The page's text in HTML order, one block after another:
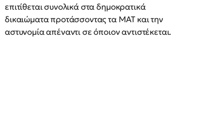
επιτίθεται συνολικά στα δημοκρατικά
δικαιώματα προτάσσοντας τα ΜΑΤ και την
αστυνομία απέναντι σε όποιον αντιστέκεται.